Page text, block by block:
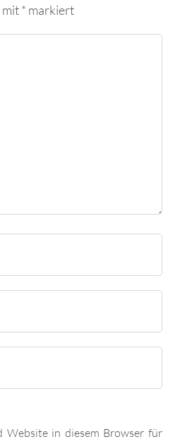
mit* markiert
Website in diesem Browser für